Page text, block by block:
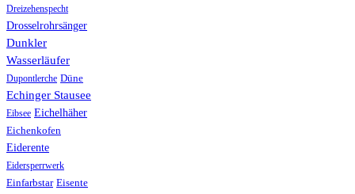
Dreizehenspecht
Drosselrohrsänger
Dunkler
Wasserläufer
Dupontlerche Düne
Echinger Stausee
Eibsee Eichelhäher
Eichenkofen
Eiderente
Eidersperrwerk
Einfarbstar Eisente